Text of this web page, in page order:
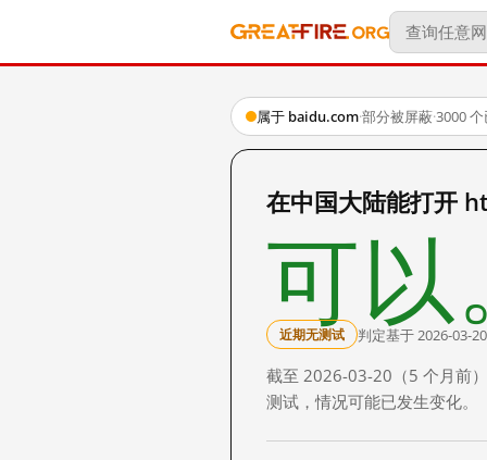
属于 baidu.com·部分被屏蔽·3000
在中国大陆能打开
可以
近期无测试 判定基于 2026-03-
截至 2026-03-20（5 个月前
测试，情况可能已发生变化。